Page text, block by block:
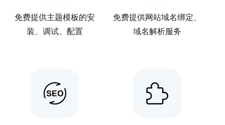
免费提供主题模板的安
装、调试、配置
免费提供网站域名绑定、
域名解析服务